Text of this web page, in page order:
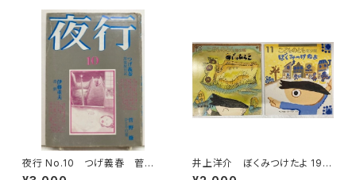
夜行 No.10 つげ義春 菅野
修 伊藤重夫 湊谷夢吉 梶
井上洋介 ぼくみつけたよ 199
9年 あじのひらき 2002年 こ